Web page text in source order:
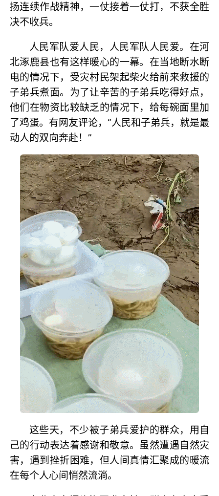
扬连续作战精神，一仗接着一仗打，不获全胜
决不收兵。
人民军队爱人民，人民军队人民爱。在河
北涿鹿县也有这样暖心的一幕。在当地断水断
电的情况下，受灾村民架起柴火给前来救援的
子弟兵煮面。为了让辛苦的子弟兵吃得好点，
他们在物资比较缺乏的情况下，给每碗面里加
了鸡蛋。有网友评论，“人民和子弟兵，就是最
动人的双向奔赴！”
这些天，不少被子弟兵爱护的群众，用自
己的行动表达着感谢和敬意。虽然遭遇自然灾
害，遇到挫折困难，但人间真情汇聚成的暖流
在每个人心间悄然流淌。